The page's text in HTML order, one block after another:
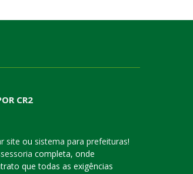
CR2
site ou sistema para prefeituras!
completa, onde
que todas as exigências